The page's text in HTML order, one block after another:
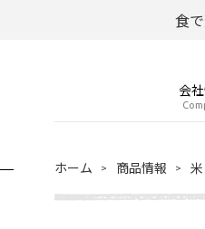
食
会
ホーム 商品情報